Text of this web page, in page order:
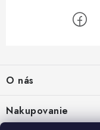
p
ä
t
O nás
Kontakty
Profil firmy
Nakupovanie